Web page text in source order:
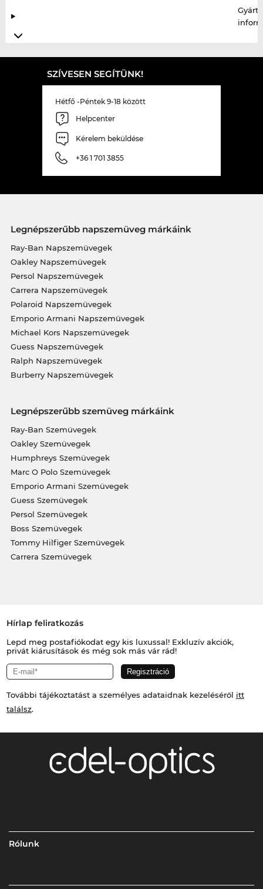
SZÍVESEN SEGÍTÜNK!
Hétfő -Péntek 9-18 között
Helpcenter
Kérelem beküldése
+36 1 701 3855
Legnépszerűbb napszemüveg márkáink
Ray-Ban Napszemüvegek
Oakley Napszemüvegek
Persol Napszemüvegek
Carrera Napszemüvegek
Polaroid Napszemüvegek
Emporio Armani Napszemüvegek
Michael Kors Napszemüvegek
Guess Napszemüvegek
Ralph Napszemüvegek
Burberry Napszemüvegek
Legnépszerűbb szemüveg márkáink
Ray-Ban Szemüvegek
Oakley Szemüvegek
Humphreys Szemüvegek
Marc O Polo Szemüvegek
Emporio Armani Szemüvegek
Guess Szemüvegek
Persol Szemüvegek
Boss Szemüvegek
Tommy Hilfiger Szemüvegek
Carrera Szemüvegek
Hírlap feliratkozás
Lepd meg postafiókodat egy kis luxussal! Exkluzív akciók,
privát kiárusítások és még sok más vár rád!
További tájékoztatást a személyes adataidnak kezeléséről itt
találsz.
Rólunk